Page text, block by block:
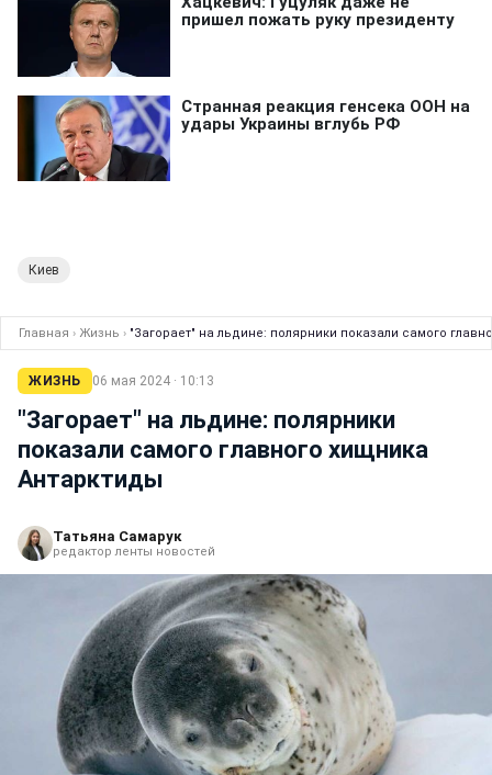
Киев
Главная › Жизнь › "Загорает" на льдине: полярники показали самого
ЖИЗНЬ 06 мая 2024 · 10:13
"Загорает" на льдине: полярники
показали самого главного хищника
Антарктиды
Татьяна Самарук
редактор ленты новостей